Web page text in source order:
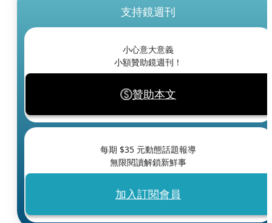
支持鏡週刊
小心意大意義
小額贊助鏡週刊！
贊助本文
每期 $35 元動態話題報導
無限閱讀解鎖新鮮事
加入訂閱會員